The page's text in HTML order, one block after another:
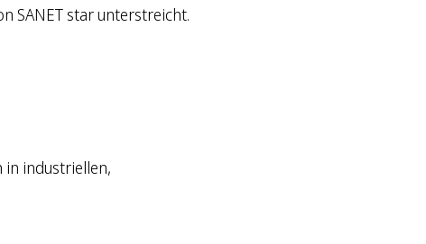
SANET star unterstreicht.
in industriellen,